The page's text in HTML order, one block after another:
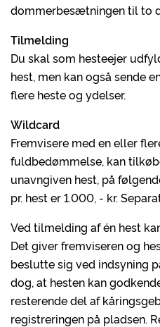
dommerbesætningen til to
Tilmelding
Du skal som hesteejer
hest, men kan også sende
flere heste og ydelser.
Wildcard
Fremvisere med en eller
fuldbedømmelse, kan
unavngiven hest, på
pr. hest er 1.000, - kr.
Ved tilmelding af én hest
Det giver fremviseren og
beslutte sig ved indsyning
dog, at hesten kan
resterende del af
registreringen på pladsen.